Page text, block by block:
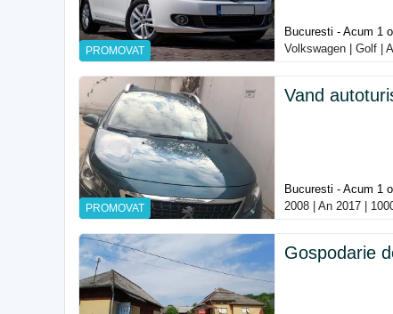
PROMOVAT
Bucuresti - Acum 1
Volkswagen | Golf |
PROMOVAT
Vand
Bucuresti - Acum 1
2008 | An 2017 |
Gospodarie